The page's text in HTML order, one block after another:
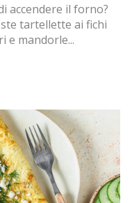
accendere il forno?
tartellette ai fichi
e mandorle...